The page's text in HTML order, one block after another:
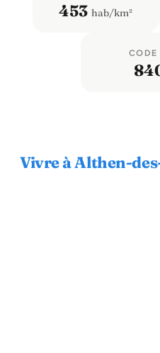
453 hab/km²
CODE
Vivre à Althen-